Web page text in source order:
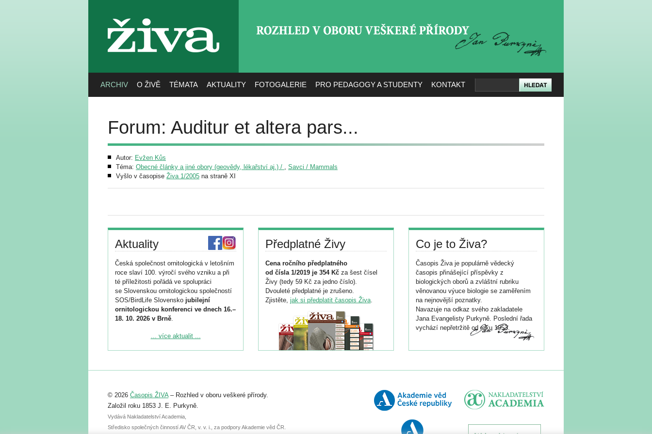
živa
ARCHIV O ŽIVĚ TÉMATA AKTUALITY FOTOGALERIE PRO PEDAGOGY A STUDENTY KONTAKT
Forum: Auditur et altera pars...
Autor: Evžen Kůs
Téma: Obecné články a jiné obory (geovědy, lékařství aj.) / , Savci / Mammals
Vyšlo v časopise Živa 1/2005 na straně XI
Aktuality
Česká společnost ornitologická v letošním
roce slaví 100. výročí svého vzniku a při
té příležitosti pořádá ve spolupráci
se Slovenskou ornitologickou společností
SOS/BirdLife Slovensko jubilejní
ornitologickou konferenci ve dnech 16.–
18. 10. 2026 v Brně.
Podrobnější informace ke konferenci
Registrovat se můžete do 6. září.
abstraktu přihlášené přednášky nebo
posteru je už 30. června.
... více aktualit ...
Předplatné Živy
Cena ročního předplatného
od čísla 1/2019 je 354 Kč za šest čísel
Živy (tedy 59 Kč za jedno číslo).
Dvouleté předplatné je zrušeno.
Zjistěte, jak si předplatit časopis Živa.
Co je to Živa?
Časopis Živa je populárně vědecký
časopis přinášející příspěvky z
biologických oborů a zvláštní rubriku
věnovanou výuce biologie se zaměřením
na nejnovější poznatky.
Navazuje na odkaz svého zakladatele
Jana Evangelisty Purkyně. Poslední řada
vychází nepřetržitě od roku 1953.
© 2026 Časopis ŽIVA– Rozhled v oboru veškeré přírody.
Založil roku 1853 J. E. Purkyně.
Vydává Nakladatelství Academia,
Středisko společných činností AV ČR, v. v. i., za podpory Akademie věd ČR.